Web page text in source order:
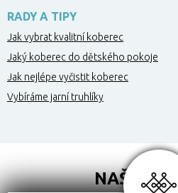
RADY A TIPY
Jak vybrat kvalitní koberec
Jaký koberec do dětského pokoje
Jak nejlépe vyčistit koberec
Vybíráme jarní truhlíky
NAŠI